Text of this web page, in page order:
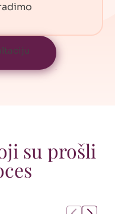
su prošli